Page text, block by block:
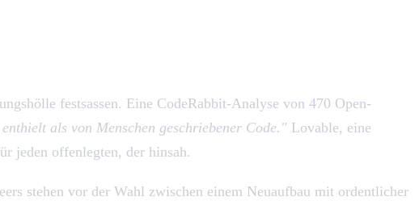
festsassen. Eine CodeRabbit-Analyse von 470 Open-
als von Menschen geschriebener Code." Lovable, eine
jeden offenlegten, der hinsah.
stehen vor der Wahl zwischen einem Neuaufbau mit ordentlicher